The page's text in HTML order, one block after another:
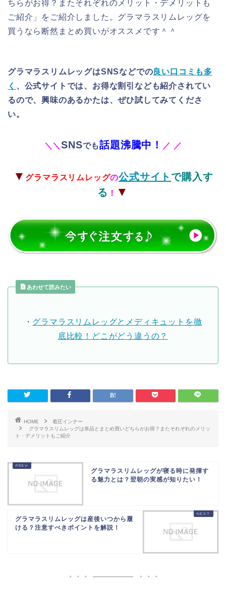
ちらがお得？またそれぞれのメリット・デメリットも
ご紹介」をご紹介しました。グラマラスリムレッグを
買うなら断然まとめ買いがオススメです＾＾
グラマラスリムレッグはSNSなどでの 良い口コミも多
く 、公式サイトでは、お得な割引なども紹介されてい
るので、興味のあるかたは、ぜひ試してみてくださ
い。
＼ ＼SNSでも話題沸騰中！ ／ ／
▼ グラマラスリムレッグの公式サイト で購入す
る ！ ▼
あわせて読みたい
・ グラマラスリムレッグとメディキュットを徹
底比較！どこがどう違うの？
HOME
着圧インナー
グラマラスリムレッグは単品とまとめ買いどちらがお得？またそれぞれのメリッ
ト・デメリットもご紹介
グラマラスリムレッグが寝る時に発揮す
る魅力とは？翌朝の実感が知りたい！
グラマラスリムレッグは産後いつから履
ける？注意すべきポイントを解説！